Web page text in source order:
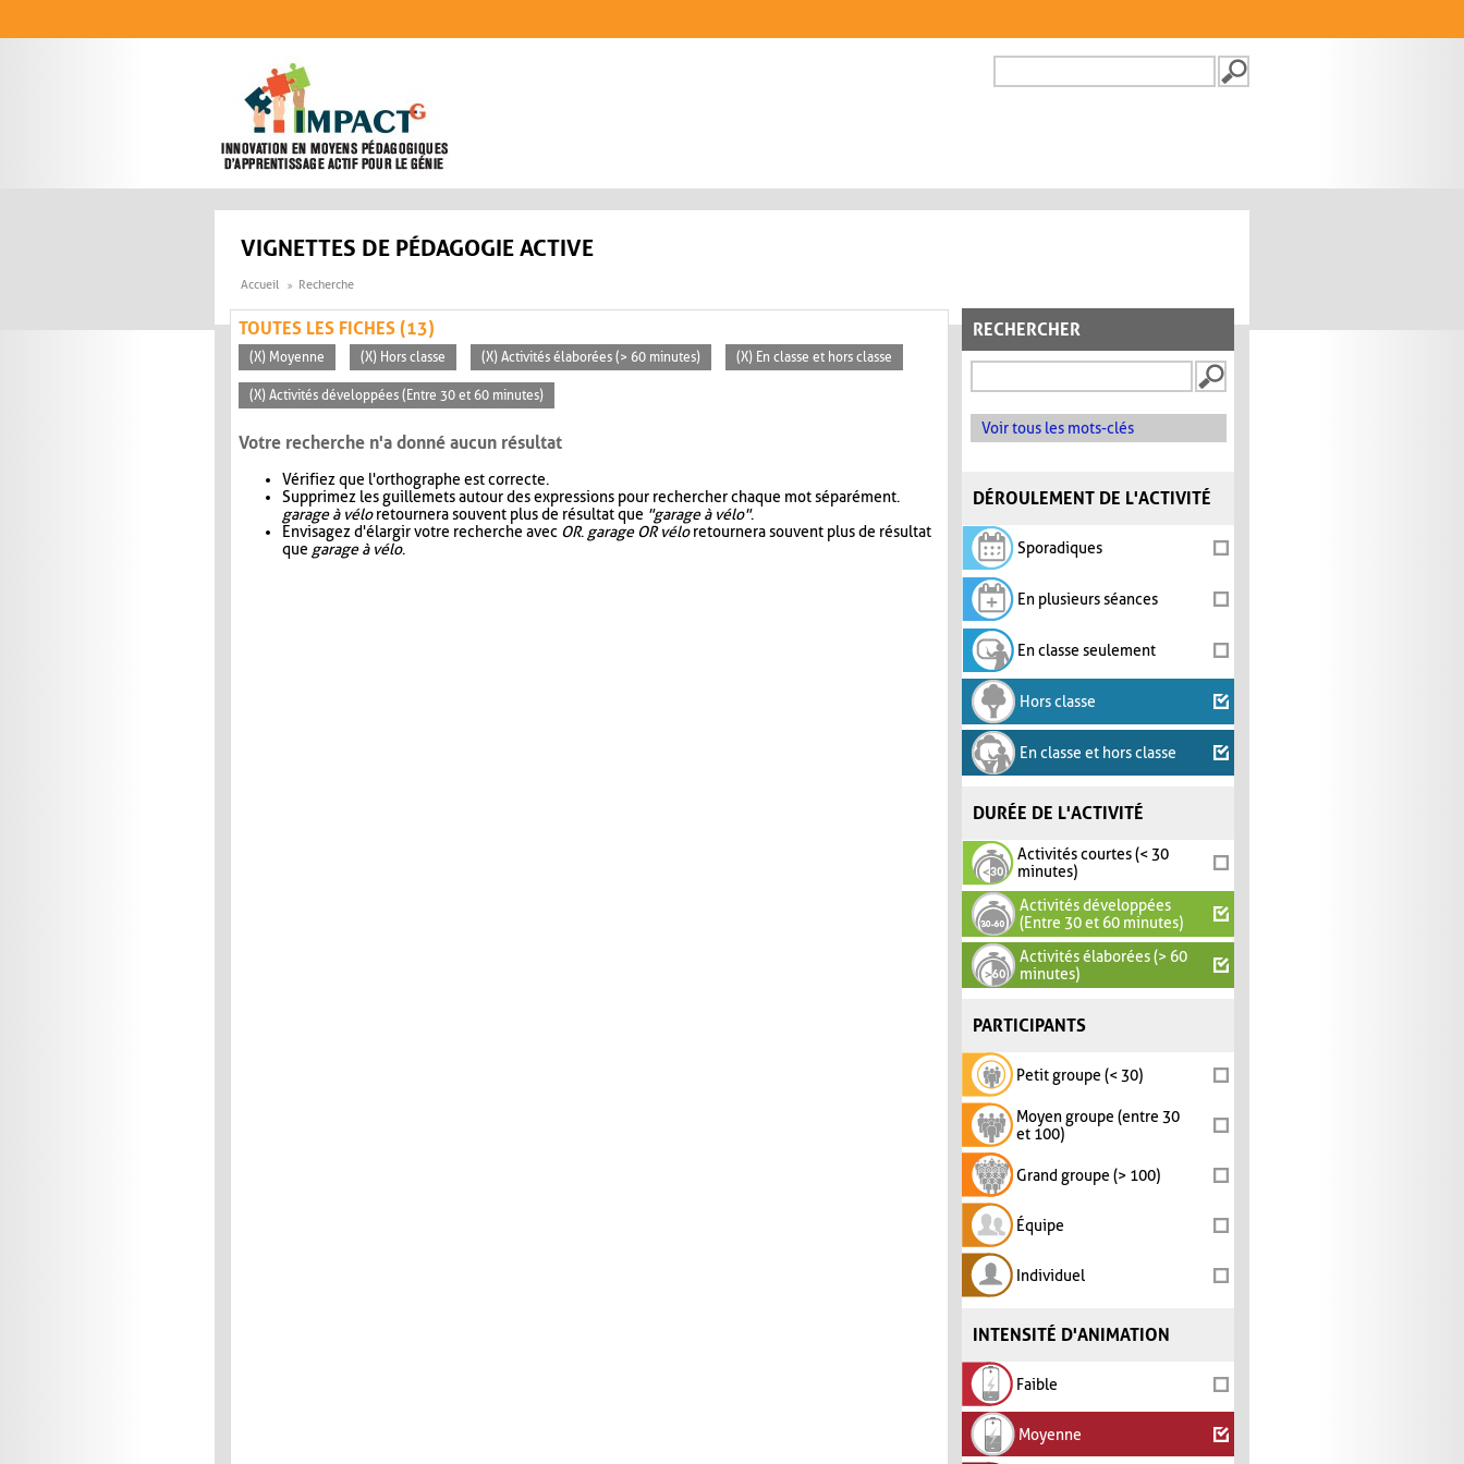
FORMULAIRE DE
VIGNETTES DE PÉDAGOGIE ACTIVE
Accueil Recherche
RECHERCHER
Voir tous les mots-clés
DÉROULEMENT DE L'ACTIVITÉ
Sporadiques
En plusieurs séances
En classe seulement
Hors classe
En classe et hors classe
DURÉE DE L'ACTIVITÉ
Activités courtes (< 30
minutes)
Activités développées
(Entre 30 et 60 minutes)
Activités élaborées (> 60
minutes)
PARTICIPANTS
Petit groupe (< 30)
Moyen groupe (entre 30
et 100)
Grand groupe (> 100)
Équipe
Individuel
INTENSITÉ D'ANIMATION
Faible
Moyenne
TOUTES LES FICHES (13)
(X) Moyenne (X) Hors classe (X) Activités élaborées (> 60 minutes) (X) En classe et hors classe
(X) Activités développées (Entre 30 et 60 minutes)
Votre recherche n'a donné aucun résultat
Vérifiez que l'orthographe est correcte.
Supprimez les guillemets autour des expressions pour rechercher chaque mot séparément.
garage à véloretournera souvent plus de résultat que "garage à vélo".
Envisagez d'élargir votre recherche avec OR. garage OR véloretournera souvent plus de résultat
que garage à vélo.